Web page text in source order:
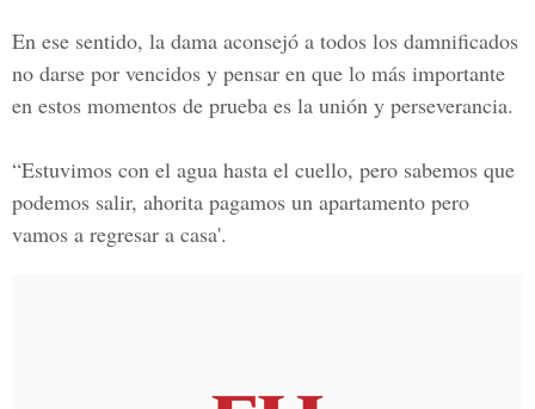
En ese sentido, la dama aconsejó a todos los damnificados
no darse por vencidos y pensar en que lo más importante
en estos momentos de prueba es la unión y perseverancia.
“Estuvimos con el agua hasta el cuello, pero sabemos que
podemos salir, ahorita pagamos un apartamento pero
vamos a regresar a casa'.